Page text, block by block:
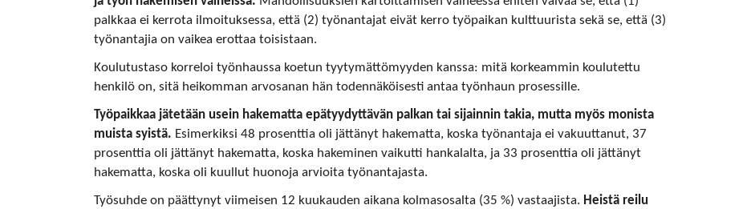
palkkaa ei kerrota ilmoituksessa, että (2) työnantajat eivät kerro työpaikan kulttuurista sekä se, että (3)
työnantajia on vaikea erottaa toisistaan.
Koulutustaso korreloi työnhaussa koetun tyytymättömyyden kanssa: mitä korkeammin koulutettu
henkilö on, sitä heikomman arvosanan hän todennäköisesti antaa työnhaun prosessille.
Työpaikkaa jätetään usein hakematta epätyydyttävän palkan tai sijainnin takia, mutta myös monista
muista syistä. Esimerkiksi 48 prosenttia oli jättänyt hakematta, koska työnantaja ei vakuuttanut, 37
prosenttia oli jättänyt hakematta, koska hakeminen vaikutti hankalalta, ja 33 prosenttia oli jättänyt
hakematta, koska oli kuullut huonoja arvioita työnantajasta.
Työsuhde on päättynyt viimeisen 12 kuukauden aikana kolmasosalta (35 %) vastaajista. Heistä reilu